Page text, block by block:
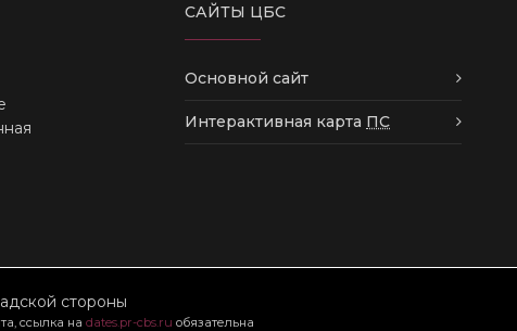
САЙТЫ ЦБС
Основной сайт
Интерактивная карта ПС
стороны
ссылка на dates.pr-cbs.ru обязательна